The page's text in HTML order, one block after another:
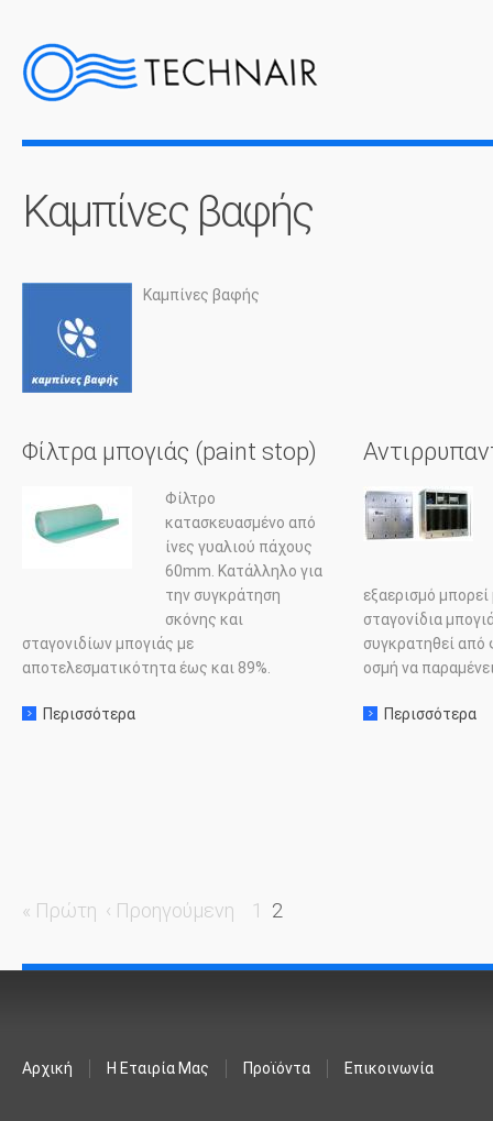
Καμπίνες βαφής
Καμπίνες βαφής
Φίλτρα μπογιάς (paint stop)
Φίλτρο
κατασκευασμένο από
ίνες γυαλιού πάχους
60mm . Κατάλληλο για
την συγκράτηση
σκόνης και
σταγονιδίων μπογιάς με
αποτελεσματικότητα έως και 89%.
Περισσότερα σχετικα με: Φίλτρα μπογιάς (paint stop)
εξαερισμό μπορεί
σταγονίδια
συγκρατηθεί
οσμή να
Περισσότερα
Σελίδες
« Πρώτη ‹ Προηγούμενη 1 2
Αρχική Η Εταιρία Μας Προϊόντα Επικοινωνία